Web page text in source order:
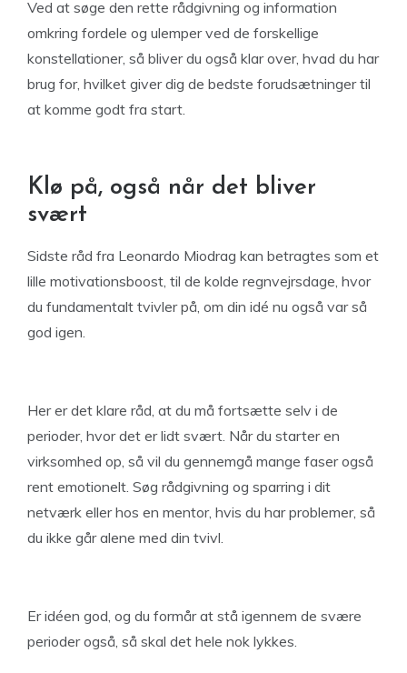
Ved at søge den rette rådgivning og information
omkring fordele og ulemper ved de forskellige
konstellationer, så bliver du også klar over, hvad du har
brug for, hvilket giver dig de bedste forudsætninger til
at komme godt fra start.
Klø på, også når det bliver
svært
Sidste råd fra Leonardo Miodrag kan betragtes som et
lille motivationsboost, til de kolde regnvejrsdage, hvor
du fundamentalt tvivler på, om din idé nu også var så
god igen.
Her er det klare råd, at du må fortsætte selv i de
perioder, hvor det er lidt svært. Når du starter en
virksomhed op, så vil du gennemgå mange faser også
rent emotionelt. Søg rådgivning og sparring i dit
netværk eller hos en mentor, hvis du har problemer, så
du ikke går alene med din tvivl.
Er idéen god, og du formår at stå igennem de svære
perioder også, så skal det hele nok lykkes.